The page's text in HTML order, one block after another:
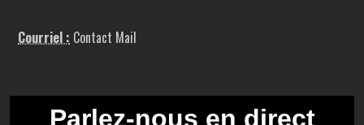
Courriel : Contact Mail